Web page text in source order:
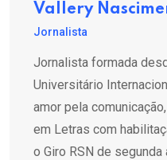
Vallery
Jornalista
Jornalista formada
Universitário
amor pela
em Letras com
o Giro RSN de